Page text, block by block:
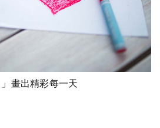
畫出精彩每一天